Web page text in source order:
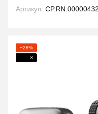
Артикул:
−28%
3